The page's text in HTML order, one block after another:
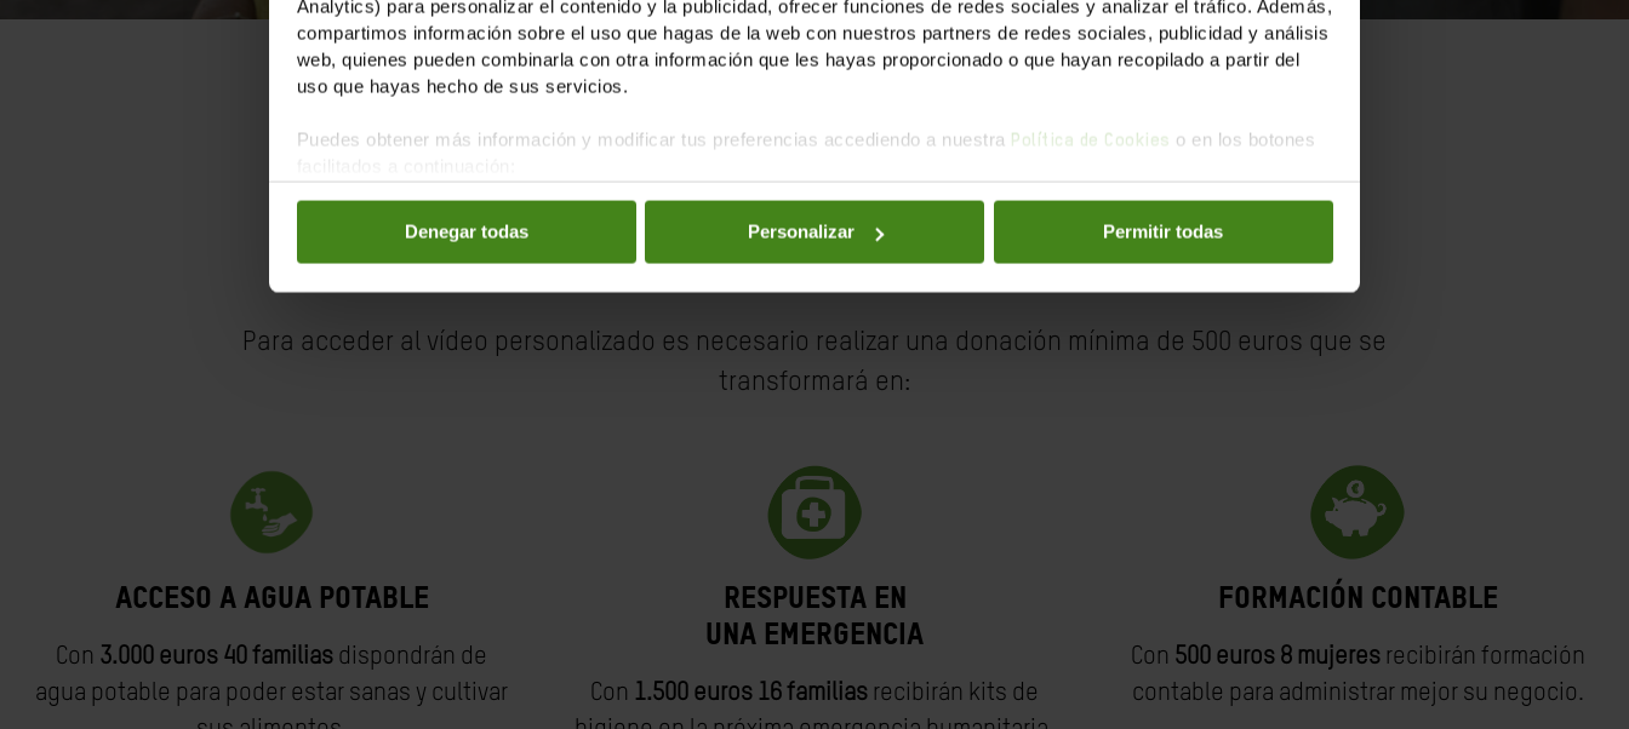
Analytics) para personalizar el contenido y la publicidad, ofrecer funciones de redes sociales y analizar el tráfico. Además,
compartimos información sobre el uso que hagas de la web con nuestros partners de redes sociales, publicidad y análisis
web, quienes pueden combinarla con otra información que les hayas proporcionado o que hayan recopilado a partir del
uso que hayas hecho de sus servicios.
Puedes obtener más información y modificar tus preferencias accediendo a nuestra Política de Cookies o en los botones
Denegar todas Personalizar Permitir todas
El apoyo de tu empresa suma
para construir un futuro en
igualdad
Para acceder al vídeo personalizado es necesario realizar una donación mínima de 500 euros que se
transformará en:
Acceso a agua potable
Con 3.000 euros 40 familias dispondrán de
agua potable para poder estar sanas y cultivar
respuesta en
una emergencia
Con 1.500 euros 16 familias recibirán kits de
formación contable
Con 500 euros 8 mujeresrecibirán formación
contable para administrar mejor su negocio.